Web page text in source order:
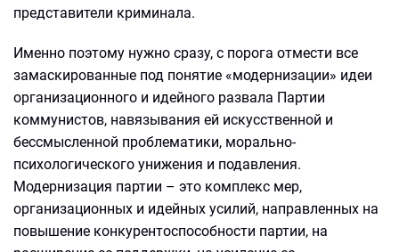
представители криминала.
Именно поэтому нужно сразу, с порога отмести все
замаскированные под понятие «модернизации» идеи
организационного и идейного развала Партии
коммунистов, навязывания ей искусственной и
бессмысленной проблематики, морально-
психологического унижения и подавления.
Модернизация партии – это комплекс мер,
организационных и идейных усилий, направленных на
повышение конкурентоспособности партии, на